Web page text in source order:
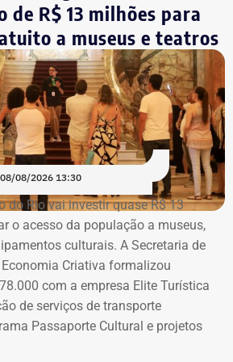
que pede a investigação de nove páginas no
Búzios — Foto: Reprodução.
também pede informações
eletrônicos, telefones, IPs,
histórico de nomes,
e anteriores, contas vinculadas,
contas publicitárias e dados de
a Meta também seria obrigada a
indicando se os perfis
dispositivos, endereços de IP,
de anúncios, meios de
de negócios.
e a Sala Bernardelli, que será aberta
a sala também abrigará a
Brasileiras”.
colunista Ancelmo Gois, do Jornal
R$ 13 milhões para
a museus e teatros
08/08/2026 13:30
do Rio vai investir quase R$ 13
o acesso da população a museus,
culturais. A Secretaria de
Criativa formalizou
com a empresa Elite Turística
de serviços de transporte
Passaporte Cultural e projetos